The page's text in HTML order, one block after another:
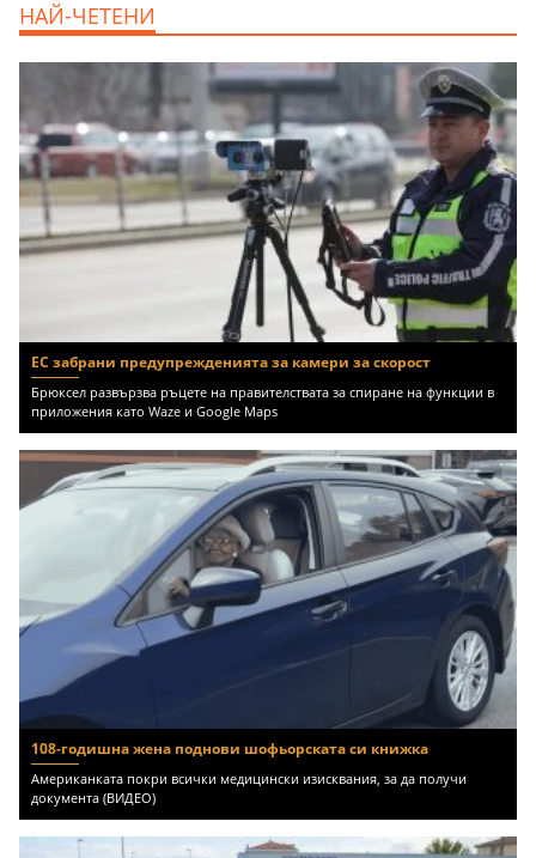
НАЙ-ЧЕТЕНИ
ЕС забрани предупрежденията за камери за скорост
Брюксел развързва ръцете на правителствата за спиране на функции в
приложения като Waze и Google Maps
108-годишна жена поднови шофьорската си книжка
Американката покри всички медицински изисквания, за да получи
документа (ВИДЕО)